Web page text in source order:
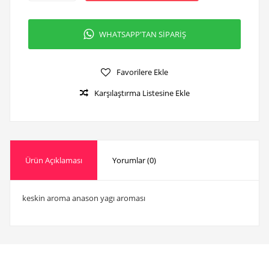
WHATSAPP'TAN SİPARİŞ
Favorilere Ekle
Karşılaştırma Listesine Ekle
Ürün Açıklaması Yorumlar (0)
keskin aroma anason yagı aroması